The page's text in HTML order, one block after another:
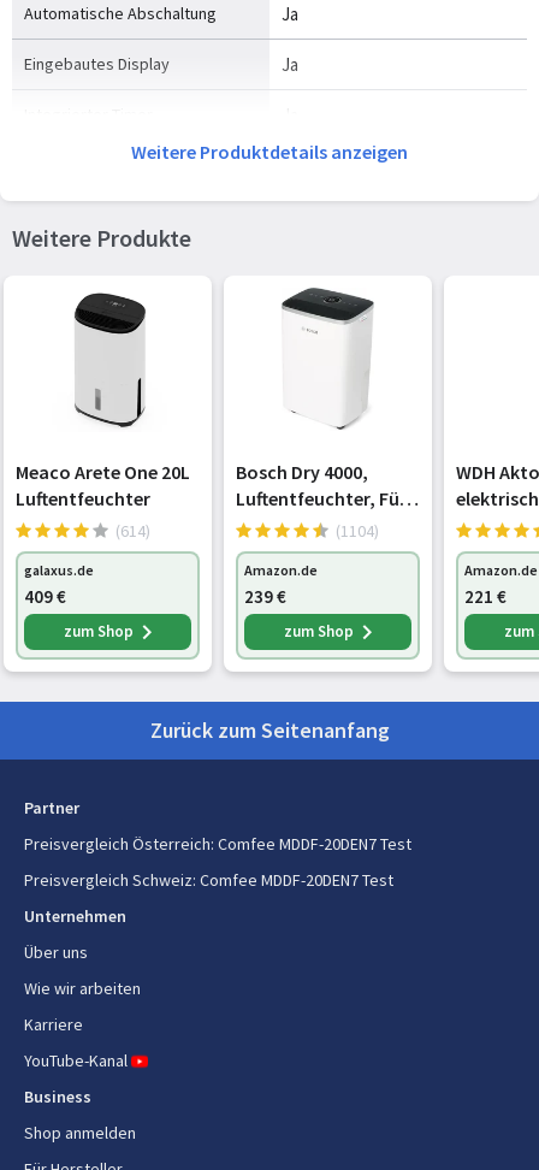
Automatische Abschaltung Ja
Eingebautes Display Ja
Ja
Mobile App-Unterstützung Ja
Gewicht und Abmessungen
348 mm
Tiefe 239 mm
Höhe 496 mm
15 kg
Energie
Stromverbrauch
(Standardbetrieb)
440 W
Weitere Produktdetails anzeigen
Weitere Produkte
Meaco Arete One 20L
Luftentfeuchter
(614)
galaxus.de
409€
zum Shop
Bosch Dry 4000,
Luftentfeuchter, Für
Räume bis zu 33 m²
(1104)
Amazon.de
239€
zum Shop
WDH
L/T
Amazon.de
221 €
Zurück zum Seitenanfang
Partner
Preisvergleich Österreich: Comfee MDDF-20DEN7 Test
Preisvergleich Schweiz: Comfee MDDF-20DEN7 Test
Unternehmen
Über uns
Wie wir arbeiten
Karriere
YouTube-Kanal
Business
Shop anmelden